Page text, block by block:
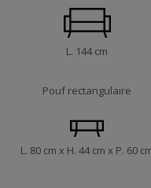
L. 144 cm
Pouf rectangulaire
L. 80 cm x H. 44 cm x P. 60